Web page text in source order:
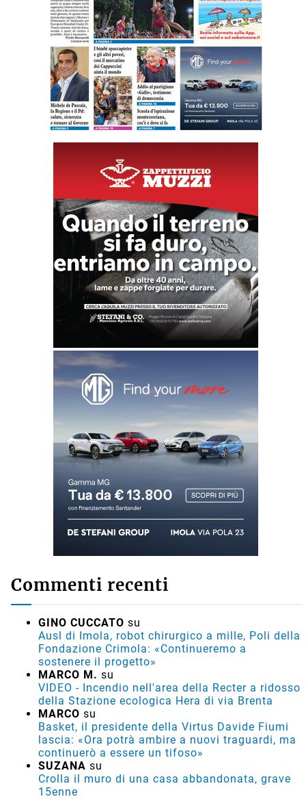
Commenti recenti
GINO CUCCATO su
Ausl di Imola, robot chirurgico a mille, Poli della
Fondazione Crimola: «Continueremo a
sostenere il progetto»
MARCO M. su
VIDEO - Incendio nell'area della Recter a ridosso
della Stazione ecologica Hera di via Brenta
MARCO su
Basket, il presidente della Virtus Davide Fiumi
lascia: «Ora potrà ambire a nuovi traguardi, ma
continuerò a essere un tifoso»
SUZANA su
Crolla il muro di una casa abbandonata, grave
15enne